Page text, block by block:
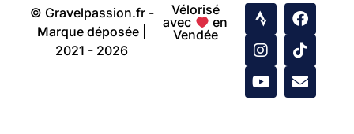
© Gravelpassion.fr -
Marque déposée |
2021 - 2026
Vélorisé
avec
en
Vendée